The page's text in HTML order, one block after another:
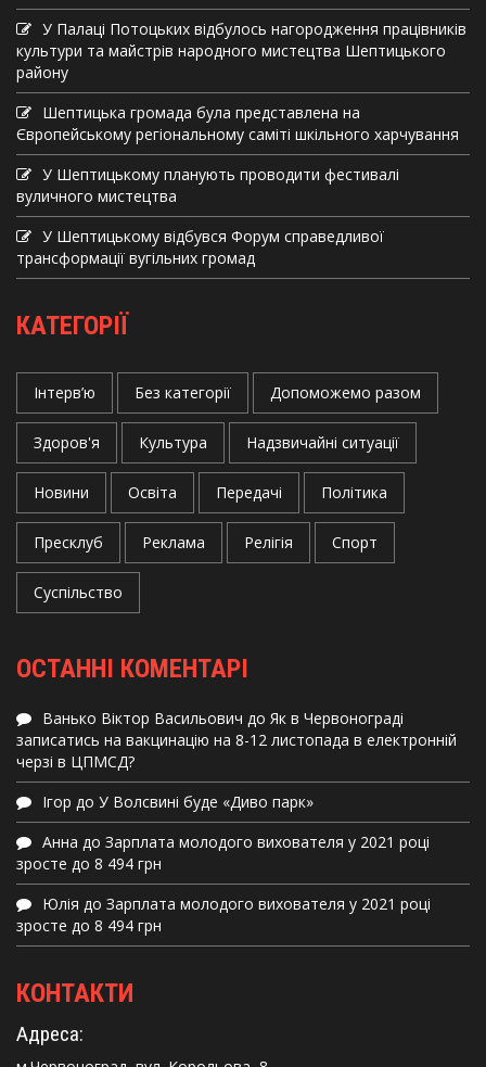
У Палаці Потоцьких відбулось нагородження працівників
культури та майстрів народного мистецтва Шептицького
району
Шептицька громада була представлена на
Європейському регіональному саміті шкільного харчування
У Шептицькому планують проводити фестивалі
вуличного мистецтва
У Шептицькому відбувся Форум справедливої
трансформації вугільних громад
КАТЕГОРІЇ
Інтерв’ю Без категорії Допоможемо разом
Здоров'я Культура Надзвичайні ситуації
Новини Освіта Передачі Політика
Пресклуб Реклама Релігія Спорт
Суспільство
ОСТАННІ КОМЕНТАРІ
Ванько Віктор Васильович до Як в Червонограді
записатись на вакцинацію на 8-12 листопада в електронній
черзі в ЦПМСД?
Ігор до У Волсвині буде «Диво парк»
Анна до Зарплата молодого вихователя у 2021 році
зросте до 8 494 грн
Юлія до Зарплата молодого вихователя у 2021 році
зросте до 8 494 грн
КОНТАКТИ
Адреса: